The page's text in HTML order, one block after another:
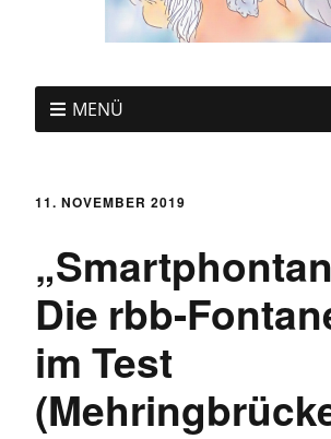
MENÜ
11. NOVEMBER 2019
Die rbb-
im Test